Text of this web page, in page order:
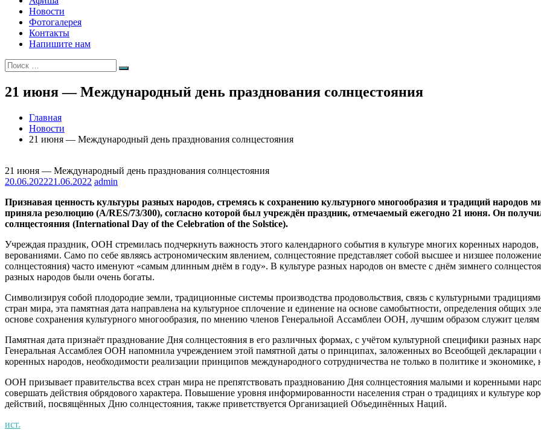
Новости
Фотогалерея
Контакты
Напишите нам
Искать:
Поиск
21 июня — Международный день празднования солнцестояния
Главная
Новости
21 июня — Международный день празднования солнцестояния
21 июня — Международный день празднования солнцестояния
20.06.202221.06.2022 admin
Признавая ценность культуры разных народов, стремясь к сохранению культурного многообразия и традиций народов
приняла резолюцию (A/RES/73/300), согласно которой был учреждён праздник, отмечаемый ежегодно 21 июня. Он
солнцестояния (International Day of the Celebration of the Solstice).
Учреждая праздник, ООН стремилась подчеркнуть важность этого календарного события в культуре многих коренных
верованиями. Само по себе являясь астрономическим явлением, солнцестояние представляет собой высшее и низшее
солнцестояния) часто именуют «самым длинным днём в году». В культуре разных народов он вместе с днём зимнего
разных народов были очень богаты.
Символизируя собой плодородие земли, традиционные системы производства продовольствия, связь с культурными
стран мира, эта памятная дата направлена на культурное сплочение и единение на основе самобытности, определения общих
основе сохранения культурного многообразия, по мнению членов Генеральной Ассамблеи ООН, лучшим образом служит целям
Памятная дата признаёт празднование Дня солнцестояния в его различных формах, с учётом культурной специфики разных
Генеральная Ассамблея ООН напомнила учреждением этой памятной даты о принципах, заложенных во Всеобщей
коренных народов, необходимости реализации принципов международного сотрудничества не только в политике и экономике,
ООН призывает правительства всех стран мира не препятствовать празднованию Дня солнцестояния малыми и коренными
совершать действия обрядового характера. Повышение уровня информированности населения стран о традициях и культуре
действий, посвящённых Дню солнцестояния, также приветствуется Организацией Объединённых Наций.
ист.